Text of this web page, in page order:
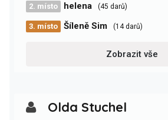
2. místo helena (45 darů)
3. místo Šíleně Sim (14 darů)
Zobrazit vše
Olda Stuchel